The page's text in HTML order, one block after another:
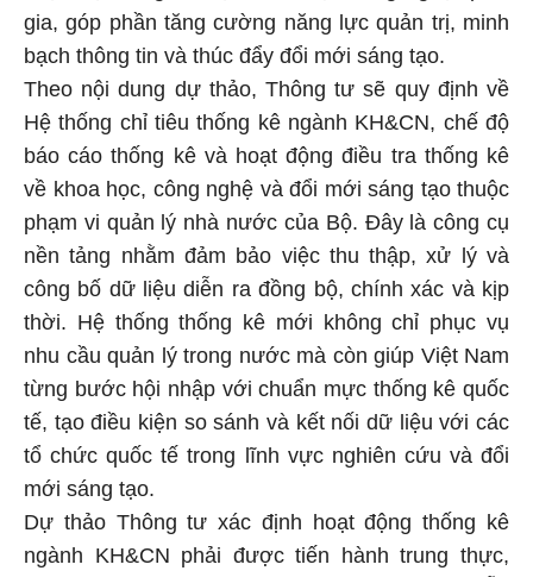
gia, góp phần tăng cường năng lực quản trị, minh
bạch thông tin và thúc đẩy đổi mới sáng tạo.
Theo nội dung dự thảo, Thông tư sẽ quy định về
Hệ thống chỉ tiêu thống kê ngành KH&CN, chế độ
báo cáo thống kê và hoạt động điều tra thống kê
về khoa học, công nghệ và đổi mới sáng tạo thuộc
phạm vi quản lý nhà nước của Bộ. Đây là công cụ
nền tảng nhằm đảm bảo việc thu thập, xử lý và
công bố dữ liệu diễn ra đồng bộ, chính xác và kịp
thời. Hệ thống thống kê mới không chỉ phục vụ
nhu cầu quản lý trong nước mà còn giúp Việt Nam
từng bước hội nhập với chuẩn mực thống kê quốc
tế, tạo điều kiện so sánh và kết nối dữ liệu với các
tổ chức quốc tế trong lĩnh vực nghiên cứu và đổi
mới sáng tạo.
Dự thảo Thông tư xác định hoạt động thống kê
ngành KH&CN phải được tiến hành trung thực,